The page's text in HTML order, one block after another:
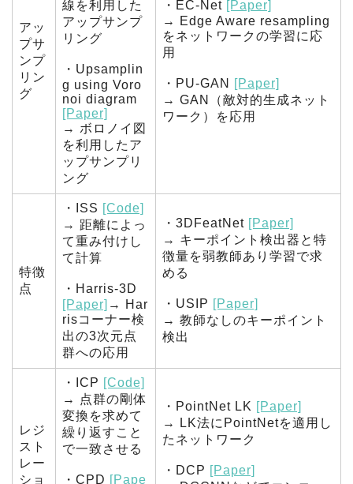
アッ
プサ
ンプ
リン
グ
線を利用した
アップサンプ
リング
・Upsamplin
g using Voro
noi diagram
[Paper]
→ ボロノイ図
を利用したア
ップサンプリ
ング
・EC-Net [Paper]
→ Edge Aware resampling
をネットワークの学習に応
用
・PU-GAN
[Paper]
→ GAN（敵対的生成ネット
ワーク）を応用
特徴
点
・ISS [Code]
→ 距離によっ
て重み付けし
て計算
・Harris-3D
[Paper] → Har
risコーナー検
出の3次元点
群への応用
・3DFeatNet [Paper]
→ キーポイント検出器と特
徴量を弱教師あり学習で求
める
・USIP [Paper]
→ 教師なしのキーポイント
検出
レジ
スト
レー
ショ
・ICP [Code]
→ 点群の剛体
変換を求めて
繰り返すこと
で一致させる
・CPD [Pape
・PointNet LK [Paper]
→ LK法にPointNetを適用し
たネットワーク
・DCP [Paper]